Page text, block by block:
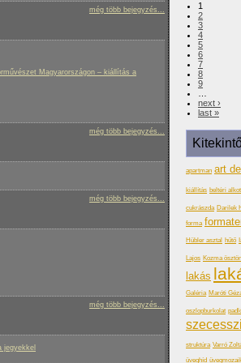
még több bejegyzés...
Magyarországon – kiállítás a
még több bejegyzés...
még több bejegyzés...
még több bejegyzés...
jegyekkel
1
2
3
4
5
6
7
8
9
next ›
last »
apartman art
kiállítás beltéri
cukrászda Darilek
forma
Hübler asztal hűtő
Lajos Kozma
lakás
Galéria Maróti
oszlopburkolat
struktúra Varró
üveghíd